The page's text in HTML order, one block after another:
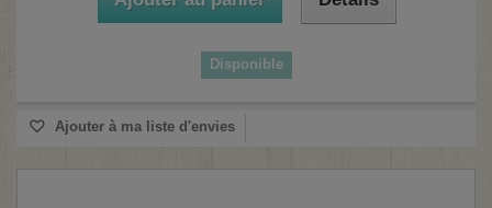
Disponible
Ajouter à ma liste d'envies